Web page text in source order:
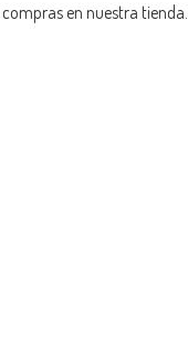
en nuestra tienda.